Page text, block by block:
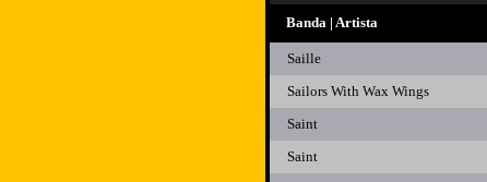
Banda | Artista
Saille
Sailors With Wax Wings
Saint
Saint